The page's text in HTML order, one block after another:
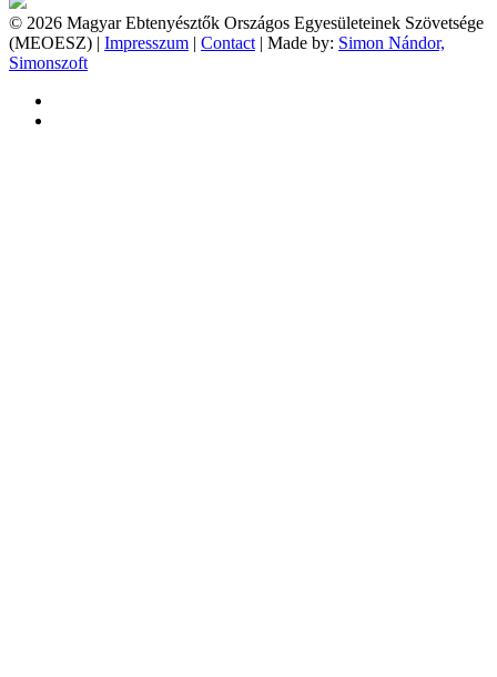
© 2026 Magyar Ebtenyésztők Országos Egyesületeinek Szövetsége
(MEOESZ) | Impresszum | Contact | Made by: Simon Nándor,
Simonszoft